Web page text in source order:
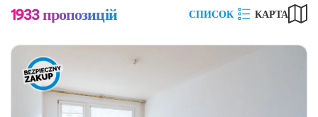
1933пропозицій СПИСОК КАРТА